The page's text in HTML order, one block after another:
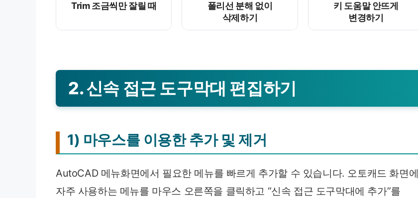
Trim 조금씩만 잘릴 때
폴리선 분해 없이
삭제하기
키 도움말 안뜨게
변경하기
2. 신속 접근 도구막대 편집하기
1) 마우스를 이용한 추가 및 제거
AutoCAD 메뉴화면에서 필요한 메뉴를 빠르게 추가할 수 있습니다. 오토캐드 화면에
자주 사용하는 메뉴를 마우스 오른쪽을 클릭하고 “신속 접근 도구막대에 추가”를